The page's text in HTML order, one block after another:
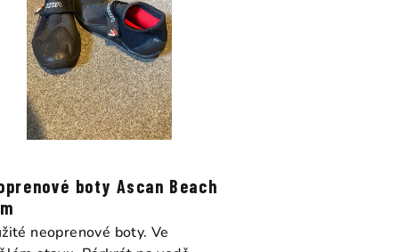
boty Ascan Beach
neoprenové boty. Ve